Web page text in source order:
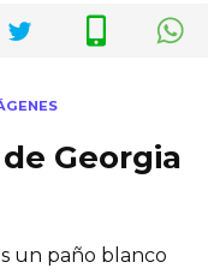
Georgia
un paño blanco